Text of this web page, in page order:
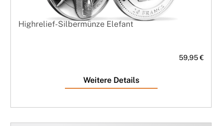
Highrelief-Silbermünze Elefant
59,95 €
Weitere Details